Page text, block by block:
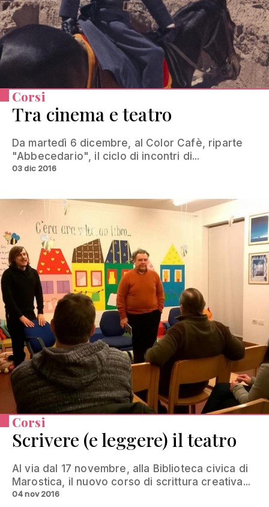
Corsi
Tra cinema e teatro
Da martedì 6 dicembre, al Color Cafè, riparte
"Abbecedario", il ciclo di incontri di...
03 dic 2016
Corsi
Scrivere (e leggere) il teatro
Al via dal 17 novembre, alla Biblioteca civica di
Marostica, il nuovo corso di scrittura creativa...
04 nov 2016